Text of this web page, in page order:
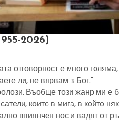
2026)
отговорност е много
ли, не вярвам в Бог."
Въобще този жанр ми е
които в мига, в който
впиянчен нос и вадят от